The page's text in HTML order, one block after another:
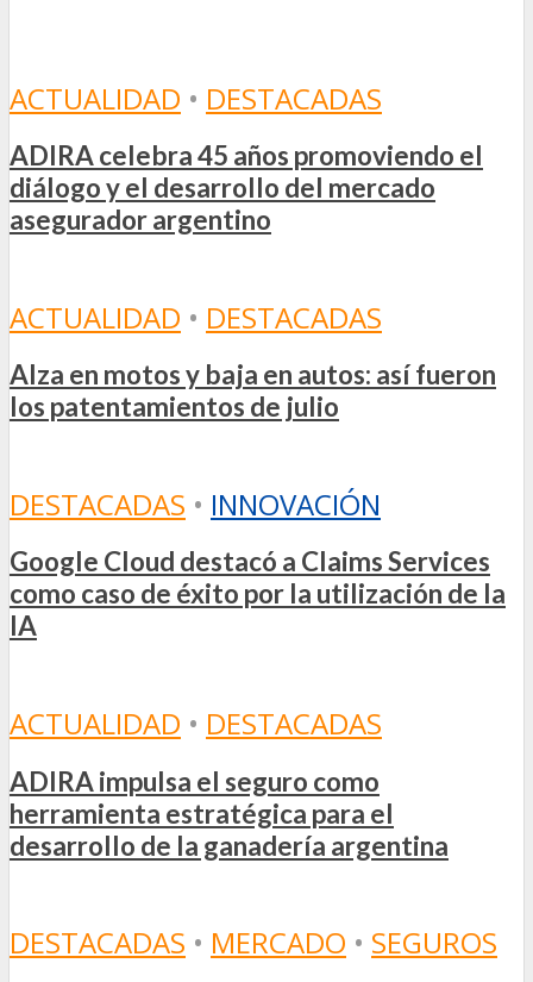
ACTUALIDAD • DESTACADAS
ADIRA celebra 45 años promoviendo el
diálogo y el desarrollo del mercado
asegurador argentino
ACTUALIDAD • DESTACADAS
Alza en motos y baja en autos: así fueron
los patentamientos de julio
DESTACADAS • INNOVACIÓN
Google Cloud destacó a Claims Services
como caso de éxito por la utilización de la
IA
ACTUALIDAD • DESTACADAS
ADIRA impulsa el seguro como
herramienta estratégica para el
desarrollo de la ganadería argentina
DESTACADAS • MERCADO • SEGUROS